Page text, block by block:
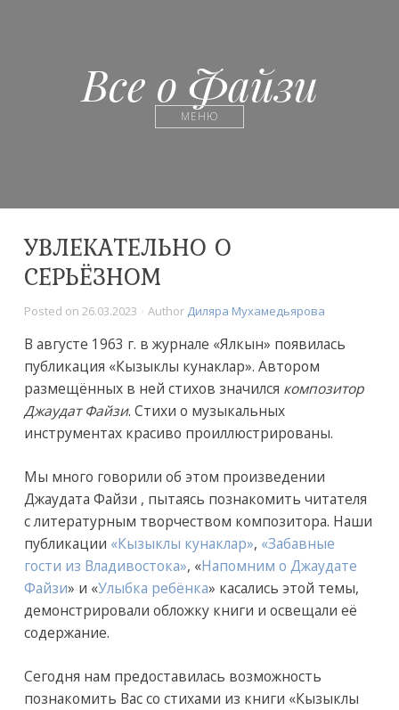
Все о Файзи
МЕНЮ
УВЛЕКАТЕЛЬНО О
СЕРЬЁЗНОМ
Posted on 26.03.2023 Author Диляра Мухамедьярова
В августе 1963 г. в журнале «Ялкын» появилась
публикация «Кызыклы кунаклар». Автором
размещённых в ней стихов значился композитор
Джаудат Файзи. Стихи о музыкальных
инструментах красиво проиллюстрированы.
Мы много говорили об этом произведении
Джаудата Файзи , пытаясь познакомить читателя
с литературным творчеством композитора. Наши
публикации «Кызыклы кунаклар», «Забавные
гости из Владивостока», «Напомним о Джаудате
Файзи» и «Улыбка ребёнка» касались этой темы,
демонстрировали обложку книги и освещали её
содержание.
Сегодня нам предоставилась возможность
познакомить Вас со стихами из книги «Кызыклы